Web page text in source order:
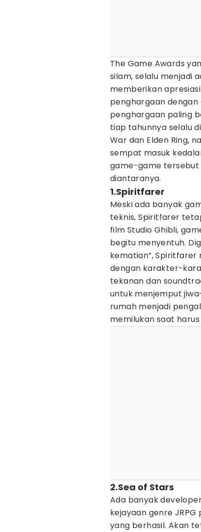
The Game Awards
silam, selalu menjadi
memberikan
penghargaan dengan
penghargaan paling
tiap tahunnya selalu
War dan Elden Ring,
sempat masuk
game-game tersebut
diantaranya.
1.Spiritfarer
Meski ada banyak
teknis, Spiritfarer
film Studio Ghibli,
begitu menyentuh.
kematian”,
dengan karakter-
tekanan dan
untuk menjemput
rumah menjadi
memilukan saat
2.Sea of Stars
Ada banyak
kejayaan genre
yang berhasil. Akan